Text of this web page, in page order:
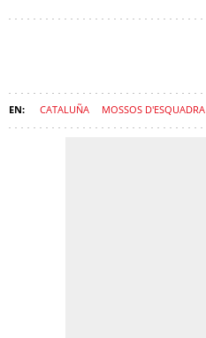
CATALUÑA MOSSOS D'ESQUADRA